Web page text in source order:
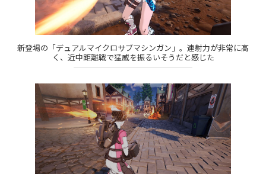
新登場の「デュアルマイクロサブマシンガン」。連射力が非常に高
く、近中距離戦で猛威を振るいそうだと感じた